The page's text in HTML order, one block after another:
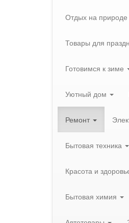
Отдых на природе
Товары для
Готовимся к зиме
Уютный дом
Ремонт
Бытовая техника
Красота и
Бытовая химия